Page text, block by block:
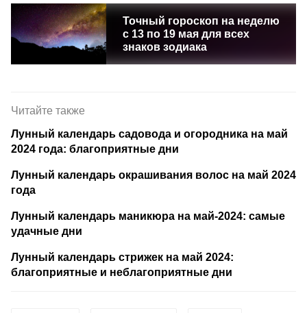
Точный гороскоп на неделю
с 13 по 19 мая для всех
знаков зодиака
Читайте также
Лунный календарь садовода и огородника на май
2024 года: благоприятные дни
Лунный календарь окрашивания волос на май 2024
года
Лунный календарь маникюра на май-2024: самые
удачные дни
Лунный календарь стрижек на май 2024:
благоприятные и неблагоприятные дни